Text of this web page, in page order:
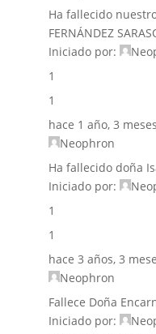
Ha fallecido
FERNÁNDEZ
Iniciado por:
1
1
hace 1 año, 3 meses
Neophron
Ha fallecido doña
Iniciado por:
1
1
hace 3 años, 3
Neophron
Fallece Doña
Iniciado por: